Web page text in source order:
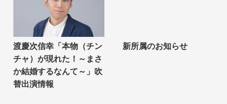
渡慶次信幸「本物（チン
チャ）が現れた！～まさ
か結婚するなんて～」吹
替出演情報
新所属のお知らせ